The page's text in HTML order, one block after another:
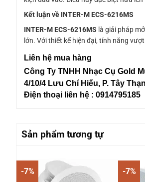
Kết luận về INTER-M ECS-6216MS
INTER-M ECS-6216MS là giải pháp
lớn. Với thiết kế hiện đại, tính năng
Liên hệ mua hàng
Công Ty TNHH Nhạc Cụ Gold
4/10/4 Lưu Chí Hiếu, P. Tây
Điện thoại liên hệ : 0914795185
Sản phẩm tương tự
-7% -7%